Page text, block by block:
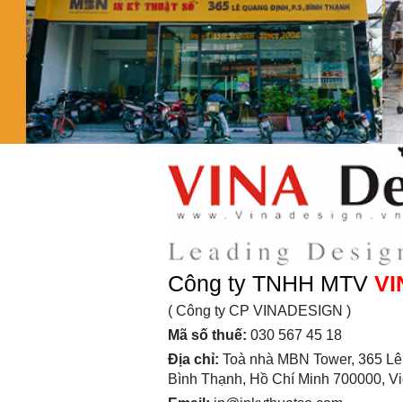
Công ty TNHH MTV
( Công ty CP VINADESIGN )
Mã số thuế: 030 567 45 18
Địa chỉ: Toà nhà MBN Tower, 365
Bình Thạnh, Hồ Chí Minh 700000,